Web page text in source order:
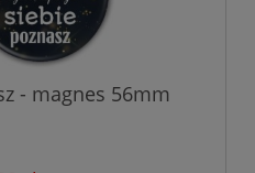
- magnes 56mm